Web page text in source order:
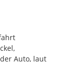
Auto, laut